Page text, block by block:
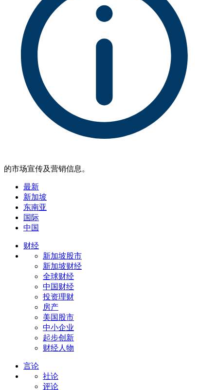
的市场宣传及营销信息。
最新
新加坡
东南亚
国际
中国
财经
新加坡股市
新加坡财经
全球财经
中国财经
投资理财
房产
美国股市
中小企业
起步创新
财经人物
言论
社论
评论